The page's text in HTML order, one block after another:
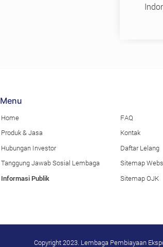
Menu
Home
Produk & Jasa
Hubungan Investor
Tanggung Jawab Sosial Lembaga
Informasi Publik
FAQ
Kontak
Daftar Lelang
Sitemap
Sitemap OJK
Copyright 2023. Lembaga Pembiayaan